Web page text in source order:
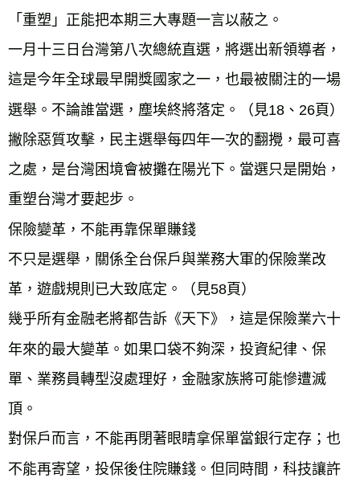
「重塑」正能把本期三大專題一言以蔽之。
一月十三日台灣第八次總統直選，將選出新領導者，
這是今年全球最早開獎國家之一，也最被關注的一場
選舉。不論誰當選，塵埃終將落定。（見18、26頁）
撇除惡質攻擊，民主選舉每四年一次的翻攪，最可喜
之處，是台灣困境會被攤在陽光下。當選只是開始，
重塑­台灣才要起步。
保險變革，不能再靠保單賺錢
不只是選舉，關係全台保戶與業務大軍的保險業改
革，遊戲規則已大致底定。（見58頁）
幾乎所有金融老將都告訴《天下》，這是保險業六十
年來的最大變革。如果口袋不夠深，投資紀律、保
單、業務員轉型沒處理好，金融家族將可能慘遭滅
頂。
對保戶而言，不能再閉著眼睛拿保單當銀行定存；也
不能再寄望，投保後住院賺錢。但同時間，科技讓許